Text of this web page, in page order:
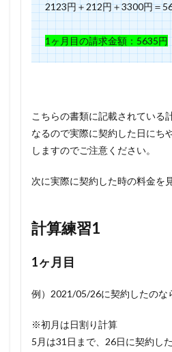
2123円＋212円＋3300円＝
1ヶ月目の請求金額： 5635円
こちらの書類に記載されている
なるので実際に契約した日にち
しますのでご注意ください。
次に実際に契約した時の料金を
計算練習1
1ヶ月目
例） 2021/05/26に契約したのな
※初月は日割り計算
5月は31日まで、26日に契約し